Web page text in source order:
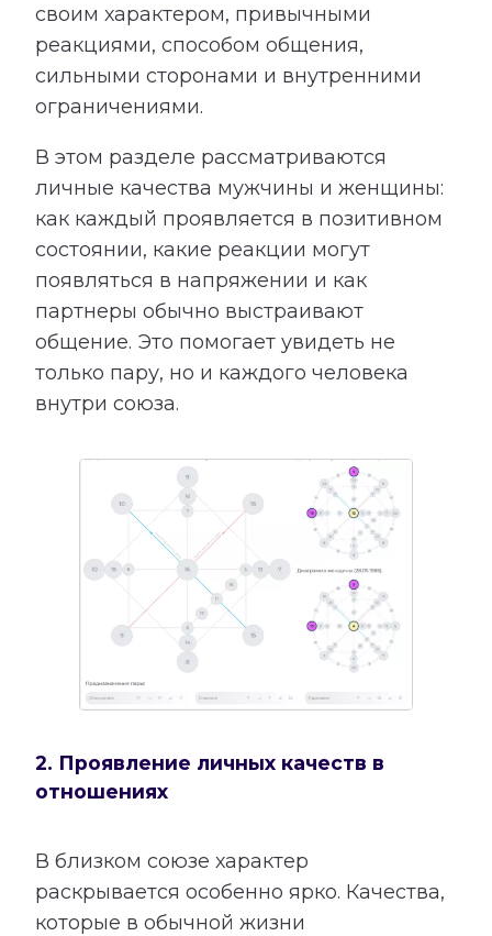
своим характером, привычными
реакциями, способом общения,
сильными сторонами и внутренними
ограничениями.
В этом разделе рассматриваются
личные качества мужчины и женщины:
как каждый проявляется в позитивном
состоянии, какие реакции могут
появляться в напряжении и как
партнеры обычно выстраивают
общение. Это помогает увидеть не
только пару, но и каждого человека
внутри союза.
2. Проявление личных качеств в
отношениях
В близком союзе характер
раскрывается особенно ярко. Качества,
которые в обычной жизни